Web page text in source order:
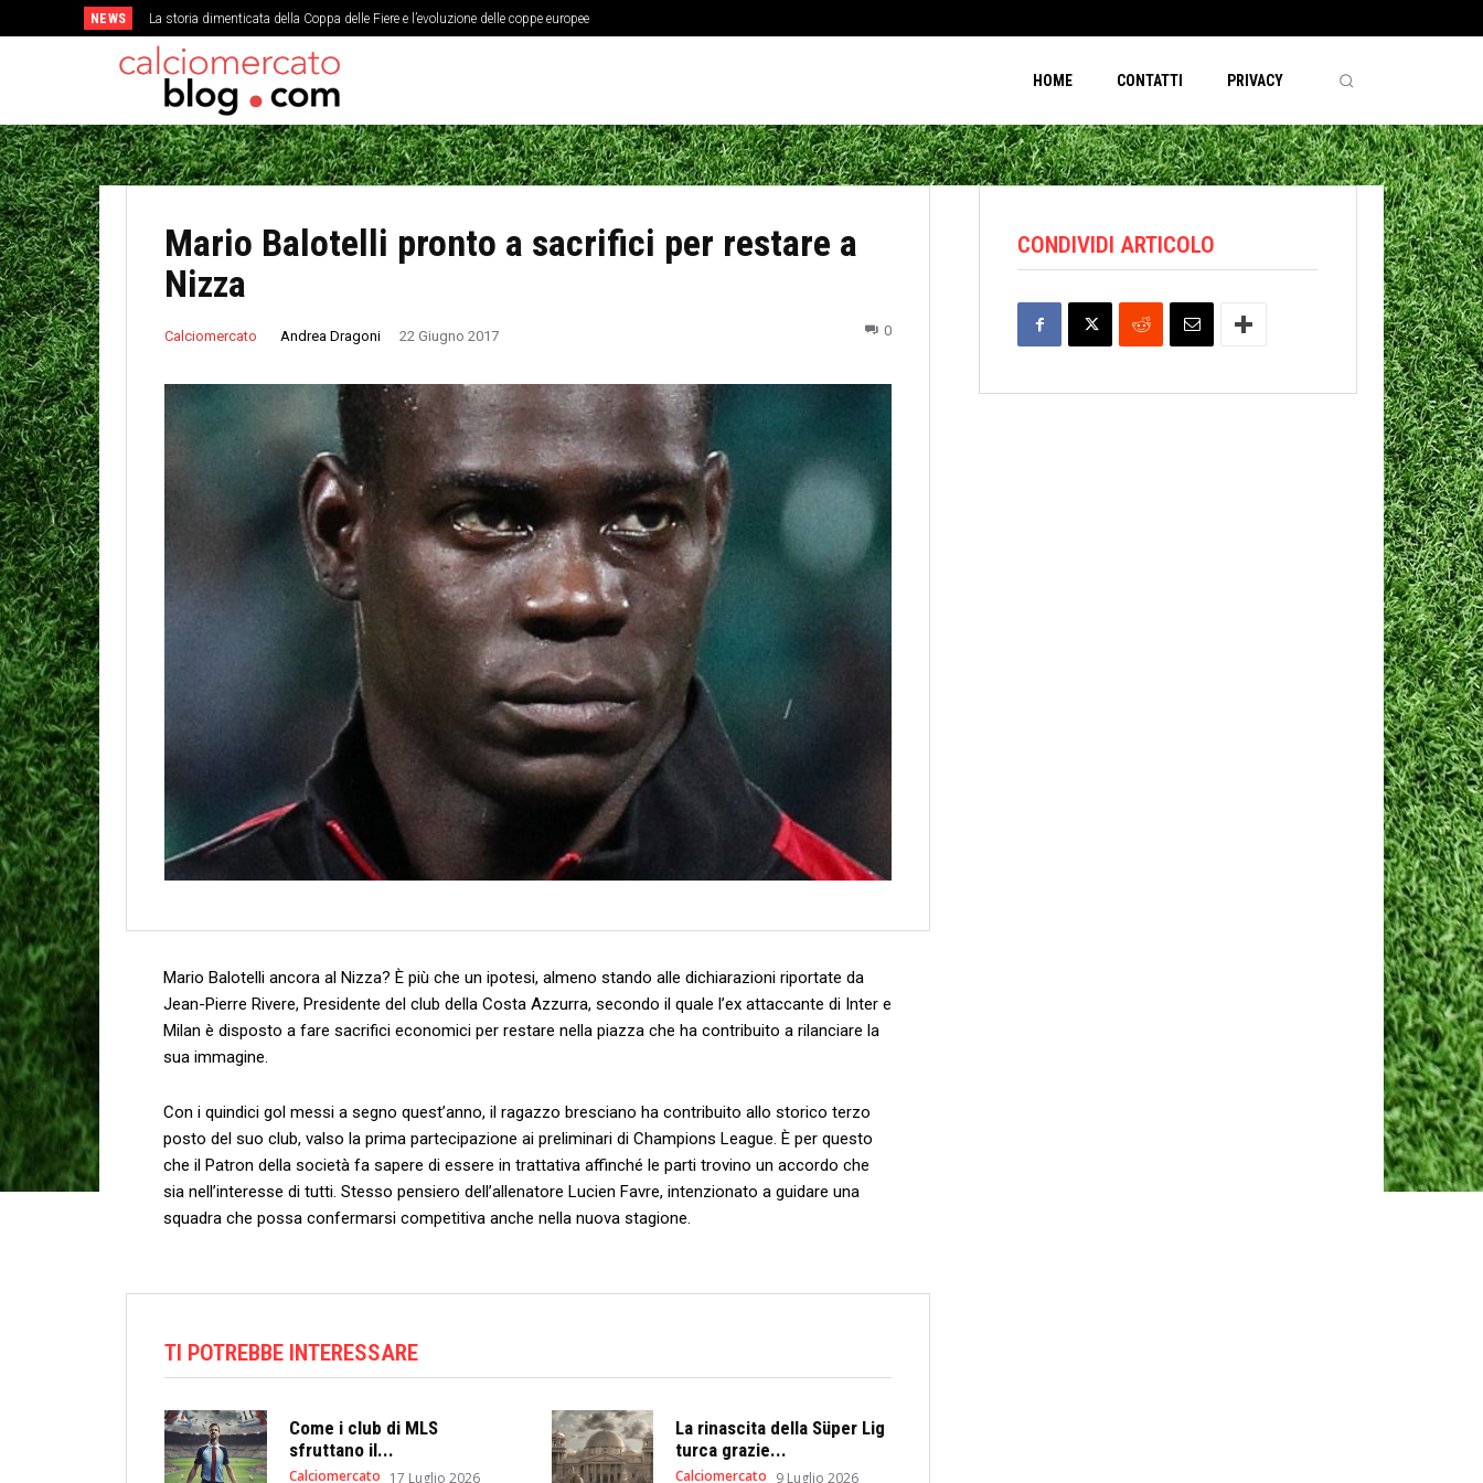
NEWS La storia dimenticata della Coppa delle Fiere e l’evoluzione delle coppe europee
HOME CONTATTI PRIVACY
Mario Balotelli pronto a sacrifici per restare a
Nizza
Calciomercato Andrea Dragoni 22 Giugno 2017 0
Mario Balotelli ancora al Nizza? È più che un ipotesi, almeno stando alle dichiarazioni riportate da
Jean-Pierre Rivere, Presidente del club della Costa Azzurra, secondo il quale l’ex attaccante di Inter e
Milan è disposto a fare sacrifici economici per restare nella piazza che ha contribuito a rilanciare la
sua immagine.
Con i quindici gol messi a segno quest’anno, il ragazzo bresciano ha contribuito allo storico terzo
posto del suo club, valso la prima partecipazione ai preliminari di Champions League. È per questo
che il Patron della società fa sapere di essere in trattativa affinché le parti trovino un accordo che
sia nell’interesse di tutti. Stesso pensiero dell’allenatore Lucien Favre, intenzionato a guidare una
squadra che possa confermarsi competitiva anche nella nuova stagione.
TI POTREBBE INTERESSARE
Come i club di MLS
sfruttano il...
Calciomercato 17 Luglio 2026
La rinascita della Süper Lig
turca grazie...
Calciomercato 9 Luglio 2026
CONDIVIDI ARTICOLO